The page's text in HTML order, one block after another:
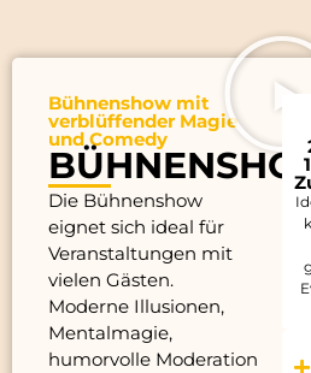
Bühnenshow mit
verblüffender Magie
und Comedy
Die Bühnenshow
eignet sich ideal für
Veranstaltungen mit
vielen Gästen.
Moderne Illusionen,
Mentalmagie,
humorvolle Moderation